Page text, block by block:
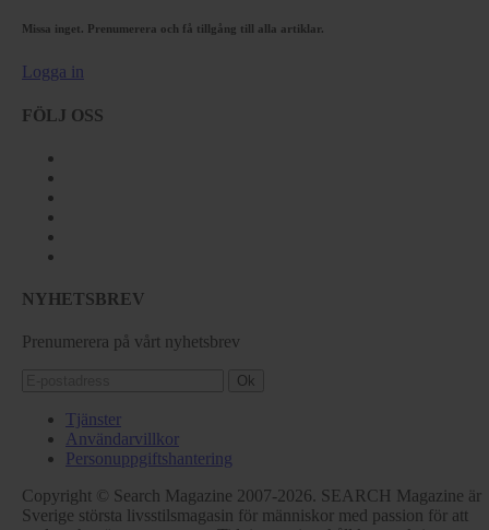
Missa inget. Prenumerera och få tillgång till alla artiklar.
Logga in
FÖLJ OSS
NYHETSBREV
Prenumerera på vårt nyhetsbrev
Ok
Tjänster
Användarvillkor
Personuppgiftshantering
Copyright © Search Magazine 2007-2026. SEARCH Magazine är
Sverige största livsstilsmagasin för människor med passion för att